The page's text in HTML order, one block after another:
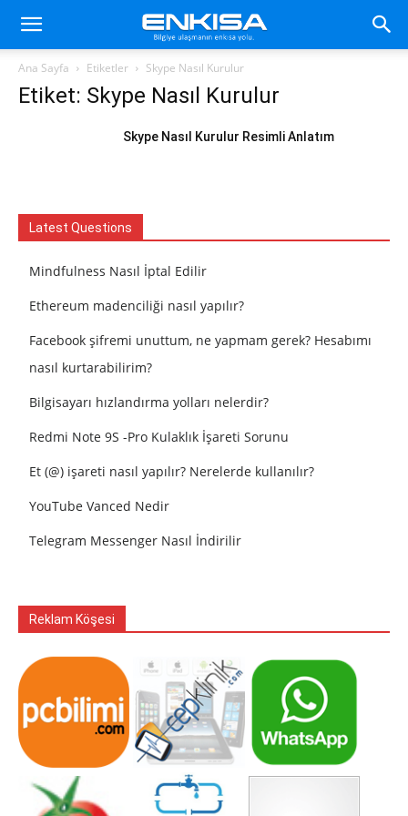
Ana Sayfa Etiketler Skype Nasıl Kurulur
Etiket: Skype Nasıl Kurulur
Skype Nasıl Kurulur Resimli Anlatım
Latest Questions
Mindfulness Nasıl İptal Edilir
Ethereum madenciliği nasıl yapılır?
Facebook şifremi unuttum, ne yapmam gerek? Hesabımı
nasıl kurtarabilirim?
Bilgisayarı hızlandırma yolları nelerdir?
Redmi Note 9S -Pro Kulaklık İşareti Sorunu
Et (@) işareti nasıl yapılır? Nerelerde kullanılır?
YouTube Vanced Nedir
Telegram Messenger Nasıl İndirilir
Reklam Köşesi